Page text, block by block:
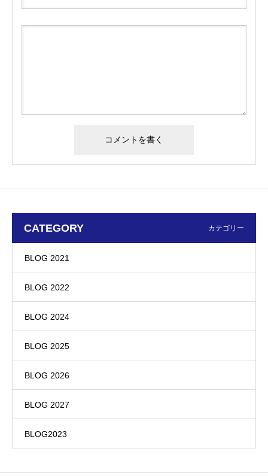
CATEGORY カテゴリー
BLOG 2021
BLOG 2022
BLOG 2024
BLOG 2025
BLOG 2026
BLOG 2027
BLOG2023